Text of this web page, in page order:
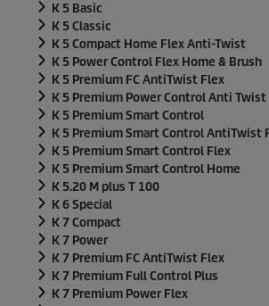
K 5 Basic
K 5 Classic
K 5 Compact Home Flex Anti-Twist
K 5 Power Control Flex Home & Brush
K 5 Premium FC AntiTwist Flex
K 5 Premium Power Control Anti Twist
K 5 Premium Smart Control
K 5 Premium Smart Control AntiTwist
K 5 Premium Smart Control Flex
K 5 Premium Smart Control Home
K 5.20 M plus T 100
K 6 Special
K 7 Compact
K 7 Power
K 7 Premium FC AntiTwist Flex
K 7 Premium Full Control Plus
K 7 Premium Power Flex